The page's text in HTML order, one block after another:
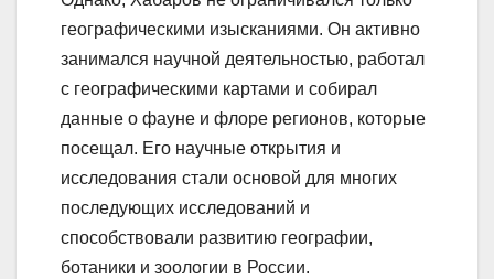
географическими изысканиями. Он активно
занимался научной деятельностью, работал
с географическими картами и собирал
данные о фауне и флоре регионов, которые
посещал. Его научные открытия и
исследования стали основой для многих
последующих исследований и
способствовали развитию географии,
ботаники и зоологии в России.